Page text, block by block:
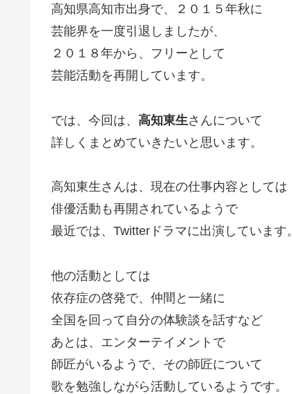
高知県高知市出身で、２０１５年秋に
芸能界を一度引退しましたが、
２０１８年から、フリーとして
芸能活動を再開しています。
では、今回は、 高知東生さんについて
詳しくまとめていきたいと思います。
高知東生さんは、現在の仕事内容としては
俳優活動も再開されているようで
最近では、Twitterドラマに出演しています。
他の活動としては
依存症の啓発で、仲間と一緒に
全国を回って自分の体験談を話すなど
あとは、エンターテイメントで
師匠がいるようで、その師匠について
歌を勉強しながら活動しているようです。